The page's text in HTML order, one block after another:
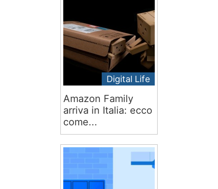
Digital Life
Amazon Family
arriva in Italia: ecco
come...